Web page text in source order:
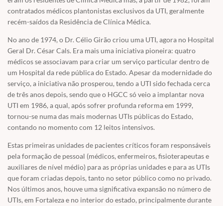
contratados médicos plantonistas exclusivos da UTI, geralmente
recém-saídos da Residência de Clínica Médica.
No ano de 1974, o Dr. Célio Girão criou uma UTI, agora no Hospital
Geral Dr. César Cals. Era mais uma iniciativa pioneira: quatro
médicos se associavam para criar um serviço particular dentro de
um Hospital da rede pública do Estado. Apesar da modernidade do
serviço, a iniciativa não prosperou, tendo a UTI sido fechada cerca
de três anos depois, sendo que o HGCC só veio a implantar nova
UTI em 1986, a qual, após sofrer profunda reforma em 1999,
tornou-se numa das mais modernas UTIs públicas do Estado,
contando no momento com 12 leitos intensivos.
Estas primeiras unidades de pacientes críticos foram responsáveis
pela formação de pessoal (médicos, enfermeiros, fisioterapeutas e
auxiliares de nível médio) para as próprias unidades e para as UTIs
que foram criadas depois, tanto no setor público como no privado.
Nos últimos anos, houve uma significativa expansão no número de
UTIs, em Fortaleza e no interior do estado, principalmente durante